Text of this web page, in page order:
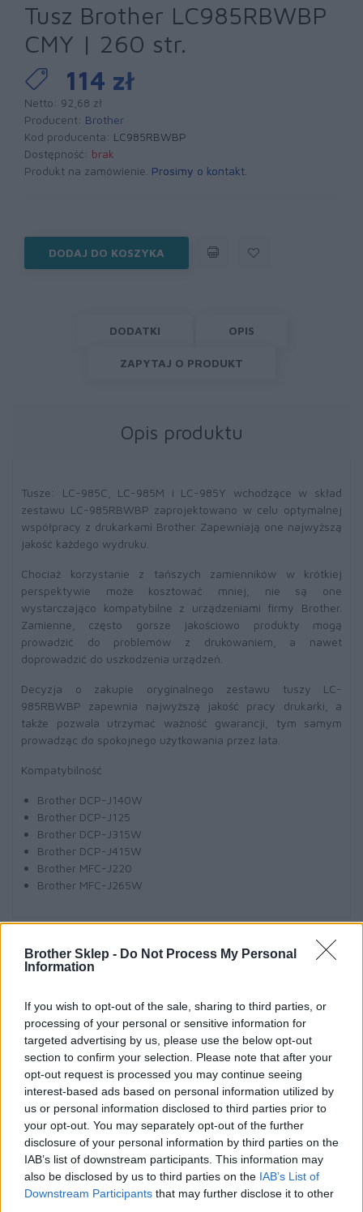
Brother Sklep - Do Not Process My Personal
Information
If you wish to opt-out of the sale, sharing to third parties, or
processing of your personal or sensitive information for
targeted advertising by us, please use the below opt-out
section to confirm your selection. Please note that after your
opt-out request is processed you may continue seeing
interest-based ads based on personal information utilized by
us or personal information disclosed to third parties prior to
your opt-out. You may separately opt-out of the further
disclosure of your personal information by third parties on the
IAB’s list of downstream participants. This information may
also be disclosed by us to third parties on the IAB’s List of
Downstream Participants that may further disclose it to other
Tusz Brother LC985RBWBP
CMY | 260 str.
114 zł
Netto: 92,68 zł
Producent: Brother
Kod producenta: LC985RBWBP
Dostępność: brak
Produkt na zamówienie. Prosimy o kontakt
DODAJ DO KOSZYKA
DODATKI OPIS
ZAPYTAJ O PRODUKT
Opis produktu
Tusze: LC-985C, LC-985M i LC-985Y wchodzące w skład
zestawu LC-985RBWBP zaprojektowano w celu optymalnej
współpracy z drukarkami Brother. Zapewniają one najwyższą
jakość każdego wydruku.
Chociaż korzystanie z tańszych zamienników w krótkiej
perspektywie może kosztować mniej, nie są one
wystarczająco kompatybilne z urządzeniami firmy Brother.
Zamienne, często gorsze jakościowo produkty mogą
prowadzić do problemów z drukowaniem, a nawet
doprowadzić do uszkodzenia urządzeń.
Decyzja o zakupie oryginalnego zestawu tuszy LC-
985RBWBP zapewnia najwyższą jakość pracy drukarki, a
także pozwala utrzymać ważność gwarancji, tym samym
prowadząc do spokojnego użytkowania przez lata.
Kompatybilność
Brother DCP-J140W
Brother DCP-J125
Brother DCP-J315W
Brother DCP-J415W
Brother MFC-J220
Brother MFC-J265W
Informacje handlowe
Kod producenta
LC985RBWBP
Dane producenta
Brother Central and Eastern Europe GmbH
Am Euro Platz 2/2/M1,
1120 Wiedeń, Austria
https://global.brother